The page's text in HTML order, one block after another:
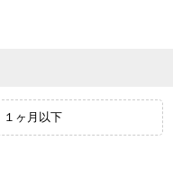
１ヶ月以下